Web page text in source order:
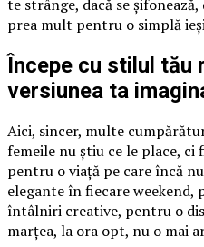
te strânge, dacă se
prea mult pentru o simplă
Începe cu stilul tău
versiunea ta
Aici, sincer, multe
femeile nu știu ce le place, ci
pentru o viață pe care încă
elegante în fiecare
întâlniri creative, pentru o
marțea, la ora opt, nu o mai